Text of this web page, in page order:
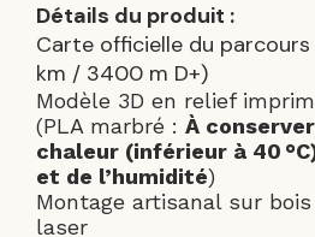
Détails du produit :
Carte officielle du
km / 3400 m D+)
Modèle 3D en relief
(PLA marbré : À
chaleur (inférieur à 40
et de l’humidité)
Montage artisanal sur
laser